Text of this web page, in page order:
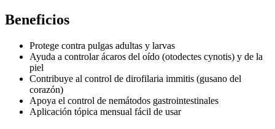
Beneficios
Protege contra pulgas adultas y larvas
Ayuda a controlar ácaros del oído (otodectes cynotis) y de la
piel
Contribuye al control de dirofilaria immitis (gusano del
corazón)
Apoya el control de nemátodos gastrointestinales
Aplicación tópica mensual fácil de usar